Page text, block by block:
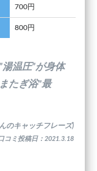
700円
800円
温圧”が身体
たぎ浴"最
のキャッチフレーズ)
コミ投稿日：2021.3.18